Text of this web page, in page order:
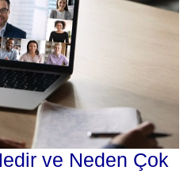
ve Neden Çok